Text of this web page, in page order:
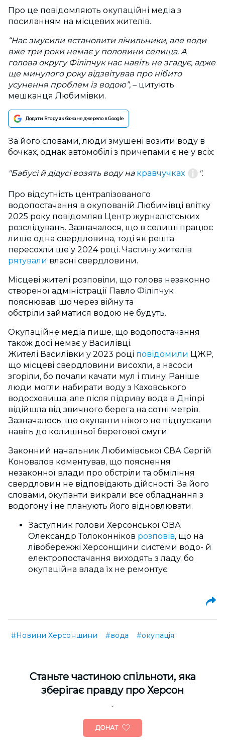
Про це повідомляють окупаційні медіа з
посиланням на місцевих жителів.
“Нас змусили встановити лічильники, але води
вже три роки немає у половини селища. А
голова округу Філіпчук нас навіть не згадує, адже
ще минулого року відзвітував про нібито
усунення проблем із водою”, – цитують
мешканця Любимівки.
Додати Вгору як бажане джерело в Google
За його словами, люди змушені возити воду в
бочках, однак автомобілі з причепами є не у всіх:
"Бабусі й дідусі возять воду на кравчучках ".
Про відсутність централізованого
водопостачання в окупованій Любимівці влітку
2025 року повідомляв Центр журналістських
розслідувань. Зазначалося, що в селищі працює
лише одна свердловина, тоді як решта
пересохли ще у 2024 році. Частину жителів
рятували власні свердловини.
Місцеві жителі розповіли, що голова незаконно
створеної адміністрації Павло Філіпчук
пояснював, що через війну та
обстріли займатися водою не будуть.
Окупаційне медіа пише, що водопостачання
також досі немає у Василівці.
Жителі Василівки у 2023 році повідомили ЦЖР,
що місцеві свердловини висохли, а насоси
згоріли, бо почали качати мул і глину. Раніше
люди могли набирати воду з Каховського
водосховища, але після підриву вода в Дніпрі
відійшла від звичного берега на сотні метрів.
Зазначалось, що окупанти нікого не підпускали
навіть до колишньої берегової смуги.
Законний начальник Любимівської СВА Сергій
Коновалов коментував, що пояснення
незаконної влади про обстріли та обміління
свердловин не відповідають дійсності. За його
словами, окупанти викрали все обладнання з
водогону і не планують його відновлювати.
Заступник голови Херсонської ОВА
Олександр Толоконніков розповів, що на
лівобережжі Херсонщини системи водо- й
електропостачання виходять з ладу, бо
окупаційна влада їх не ремонтує.
#Новини Херсонщини #вода #окупація
Cтаньте частиною спільноти, яка
зберігає правду про Херсон
ДОНАТ